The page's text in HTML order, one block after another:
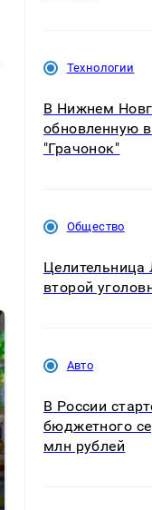
Технологии
В Нижнем
обновленную
"Грачонок"
Общество
Целительница
второй
Авто
В России
бюджетного
млн рублей